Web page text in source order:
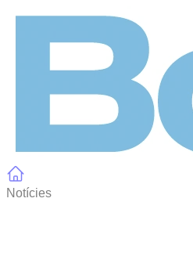
Notícies